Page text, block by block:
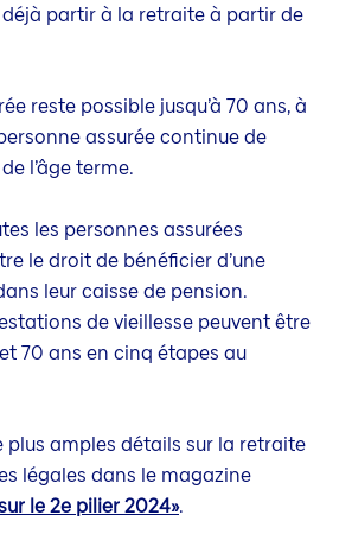
déjà partir à la retraite à partir de
reste possible jusqu’à 70 ans, à
assurée continue de
l’âge terme.
les personnes assurées
le droit de bénéficier d’une
leur caisse de pension.
de vieillesse peuvent être
70 ans en cinq étapes au
plus amples détails sur la retraite
légales dans le magazine
le 2e pilier 2024».